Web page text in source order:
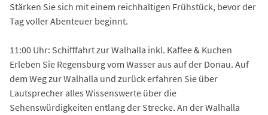
Stärken Sie sich mit einem reichhaltigen Frühstück, bevor der
Tag voller Abenteuer beginnt.
11:00 Uhr: Schifffahrt zur Walhalla inkl. Kaffee & Kuchen
Erleben Sie Regensburg vom Wasser aus auf der Donau. Auf
dem Weg zur Walhalla und zurück erfahren Sie über
Lautsprecher alles Wissenswerte über die
Sehenswürdigkeiten entlang der Strecke. An der Walhalla